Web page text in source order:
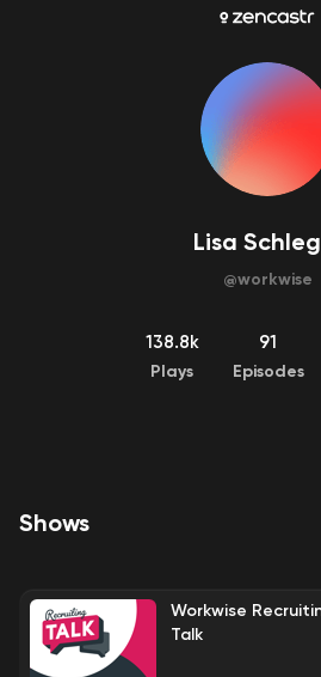
Lisa
@workwise
138.8k
Plays
91
Episodes
Shows
Workwise
Talk